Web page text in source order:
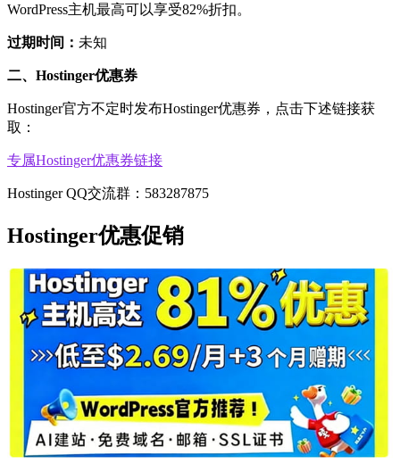
WordPress主机最高可以享受82%折扣。
过期时间： 未知
二、Hostinger优惠券
Hostinger官方不定时发布Hostinger优惠券，点击下述链接获
取：
专属Hostinger优惠券链接
Hostinger QQ交流群：583287875
Hostinger优惠促销